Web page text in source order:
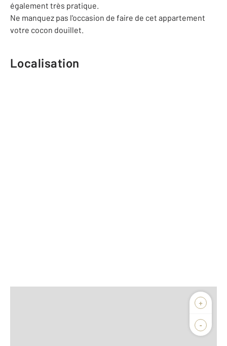
également très pratique.
Ne manquez pas l'occasion de faire de cet appartement
votre cocon douillet.
Localisation
+
-
Biens vendus